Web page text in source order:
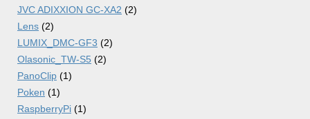
JVC ADIXXION GC-XA2 (2)
Lens (2)
LUMIX_DMC-GF3 (2)
Olasonic_TW-S5 (2)
PanoClip (1)
Poken (1)
RaspberryPi (1)